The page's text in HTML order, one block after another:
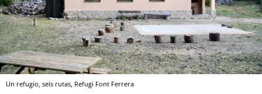
Un refugio, seis rutas, Refugi Font Ferrera